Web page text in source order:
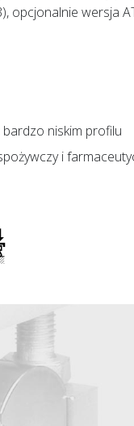
opcjonalnie wersja
niskim profilu
i